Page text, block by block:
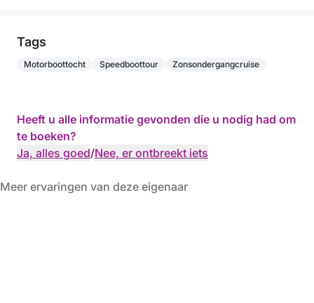
Tags
Motorboottocht Speedboottour Zonsondergangcruise
Heeft u alle informatie gevonden die u nodig had om
te boeken?
Ja, alles goed/Nee, er ontbreekt iets
Meer ervaringen van deze eigenaar